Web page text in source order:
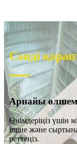
Сәнді
Арнайы
Өнімдеріңіз үшін
ішіне және
реттеңіз.